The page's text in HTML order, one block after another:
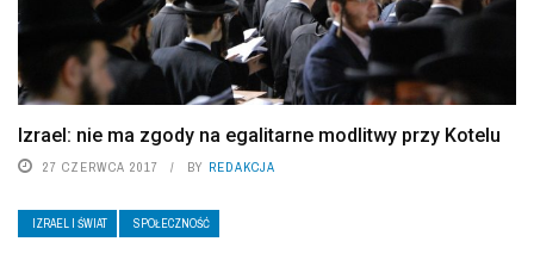
Izrael: nie ma zgody na egalitarne modlitwy przy Kotelu
27 CZERWCA 2017 BY REDAKCJA
IZRAEL I ŚWIAT SPOŁECZNOŚĆ